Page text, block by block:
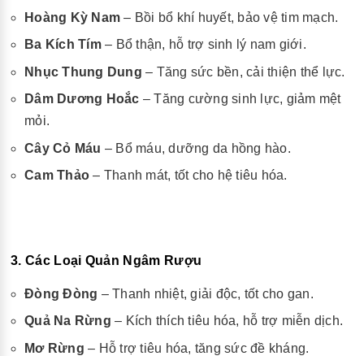
Hoàng Kỳ Nam – Bồi bổ khí huyết, bảo vệ tim mạch.
Ba Kích Tím– Bổ thận, hỗ trợ sinh lý nam giới.
Nhục Thung Dung – Tăng sức bền, cải thiện thể lực.
Dâm Dương Hoắc – Tăng cường sinh lực, giảm mệt
mỏi.
Cây Cỏ Máu – Bổ máu, dưỡng da hồng hào.
Cam Thảo – Thanh mát, tốt cho hệ tiêu hóa.
3. Các Loại Quản Ngâm Rượu
Đòng Đòng – Thanh nhiệt, giải độc, tốt cho gan.
Quả Na Rừng – Kích thích tiêu hóa, hỗ trợ miễn dịch.
Mơ Rừng – Hỗ trợ tiêu hóa, tăng sức đề kháng.